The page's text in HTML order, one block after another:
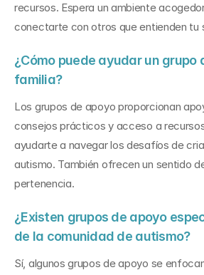
recursos. Espera un ambiente
conectarte con otros que entienden tu
¿Cómo puede ayudar un grupo
familia?
Los grupos de apoyo proporcionan
consejos prácticos y acceso a
ayudarte a navegar los desafíos de
autismo. También ofrecen un sentido
pertenencia.
¿Existen grupos de apoyo
de la comunidad de autismo?
Sí, algunos grupos de apoyo se